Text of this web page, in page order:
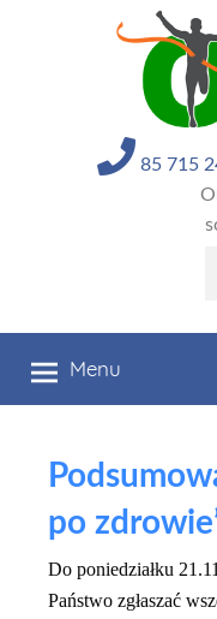
85 715
Menu
po
Do poniedziałku
Państwo zgłaszać